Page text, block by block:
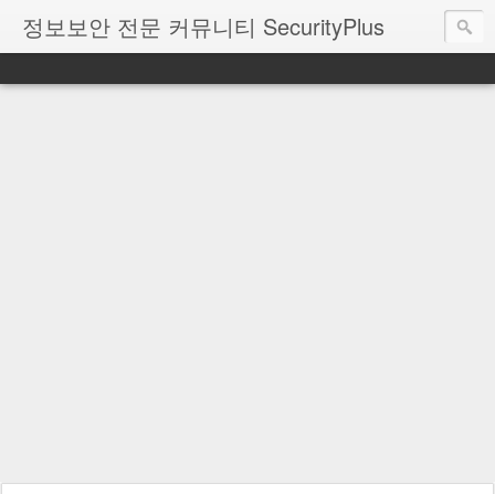
정보보안 전문 커뮤니티 SecurityPlus